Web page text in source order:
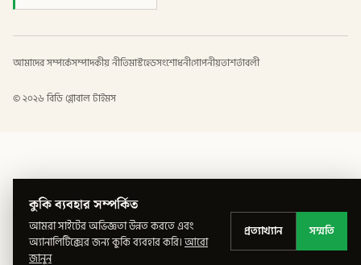
আমাদের সম্পর্কেসম্পাদকীয় নীতিমাস্টহেডসংশোধনীগোপনীয়তাশর্তাবলী
©২০২৬ বিডি গ্লোবাল টাইমস
কুকি ব্যবহার সম্পর্কিত
আমরা সাইটের অভিজ্ঞতা উন্নত করতে এবং
অ্যানালিটিক্সের জন্য কুকি ব্যবহার করি।আরো
জানুন
প্রত্যাখ্যান সম্মতি